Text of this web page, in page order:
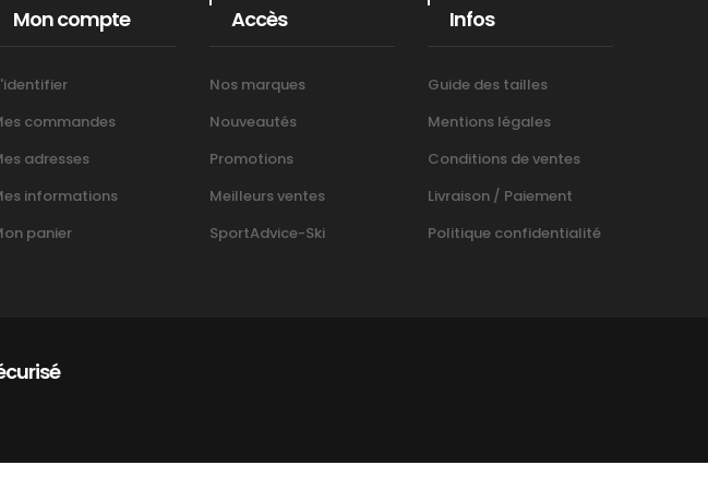
Mon compte
commandes
adresses
informations
panier
Accès
Nos marques
Nouveautés
Promotions
Meilleurs ventes
SportAdvice-Ski
Infos
Guide des tailles
Mentions légales
Conditions de ventes
Livraison / Paiement
Politique confidentialité